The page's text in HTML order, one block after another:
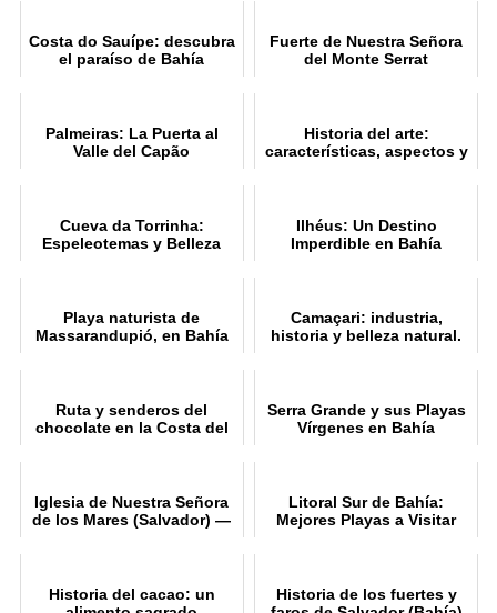
Costa do Sauípe: descubra
el paraíso de Bahía
Fuerte de Nuestra Señora
del Monte Serrat
Palmeiras: La Puerta al
Valle del Capão
Historia del arte:
características, aspectos y
Cueva da Torrinha:
Espeleotemas y Belleza
Ilhéus: Un Destino
Imperdible en Bahía
Playa naturista de
Massarandupió, en Bahía
Camaçari: industria,
historia y belleza natural.
Ruta y senderos del
chocolate en la Costa del
Serra Grande y sus Playas
Vírgenes en Bahía
Iglesia de Nuestra Señora
de los Mares (Salvador) —
Litoral Sur de Bahía:
Mejores Playas a Visitar
Historia del cacao: un
Historia de los fuertes y